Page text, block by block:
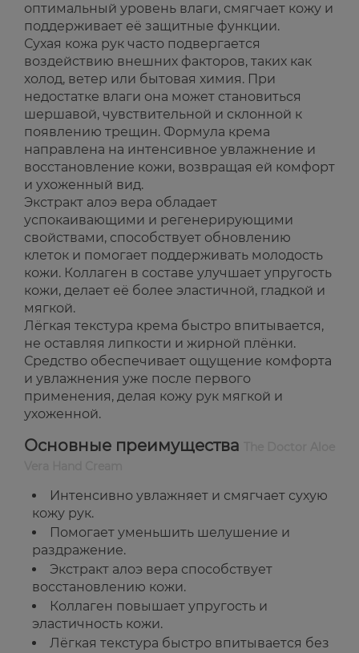
оптимальный уровень влаги, смягчает кожу и
поддерживает её защитные функции.
Сухая кожа рук часто подвергается
воздействию внешних факторов, таких как
холод, ветер или бытовая химия. При
недостатке влаги она может становиться
шершавой, чувствительной и склонной к
появлению трещин. Формула крема
направлена на интенсивное увлажнение и
восстановление кожи, возвращая ей комфорт
и ухоженный вид.
Экстракт алоэ вера обладает
успокаивающими и регенерирующими
свойствами, способствует обновлению
клеток и помогает поддерживать молодость
кожи. Коллаген в составе улучшает упругость
кожи, делает её более эластичной, гладкой и
мягкой.
Лёгкая текстура крема быстро впитывается,
не оставляя липкости и жирной плёнки.
Средство обеспечивает ощущение комфорта
и увлажнения уже после первого
применения, делая кожу рук мягкой и
ухоженной.
Основные преимущества
Интенсивно увлажняет и смягчает сухую
кожу рук.
Помогает уменьшить шелушение и
раздражение.
Экстракт алоэ вера способствует
восстановлению кожи.
Коллаген повышает упругость и
эластичность кожи.
Лёгкая текстура быстро впитывается без